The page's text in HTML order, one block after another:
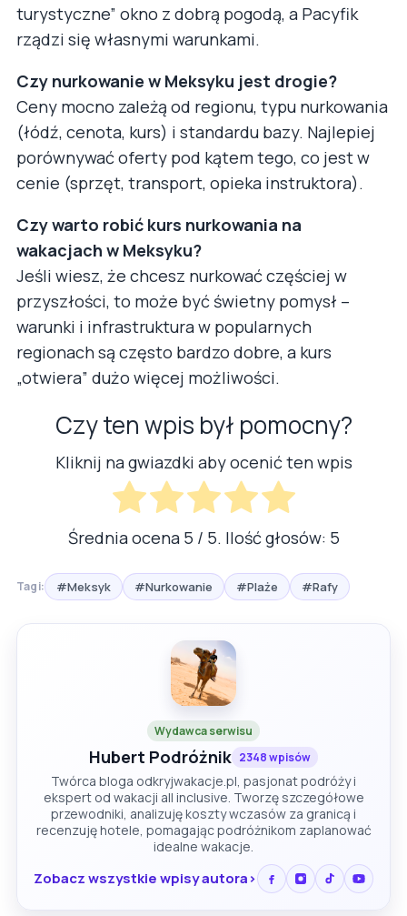
turystyczne” okno z dobrą pogodą, a Pacyfik
rządzi się własnymi warunkami.
Czy nurkowanie w Meksyku jest drogie?
Ceny mocno zależą od regionu, typu nurkowania
(łódź, cenota, kurs) i standardu bazy. Najlepiej
porównywać oferty pod kątem tego, co jest w
cenie (sprzęt, transport, opieka instruktora).
Czy warto robić kurs nurkowania na
wakacjach w Meksyku?
Jeśli wiesz, że chcesz nurkować częściej w
przyszłości, to może być świetny pomysł –
warunki i infrastruktura w popularnych
regionach są często bardzo dobre, a kurs
„otwiera” dużo więcej możliwości.
Czy ten wpis był pomocny?
Kliknij na gwiazdki aby ocenić ten wpis
Średnia ocena 5 / 5. Ilość głosów: 5
Tagi: #Meksyk #Nurkowanie #Plaże #Rafy
Wydawca serwisu
Hubert Podróżnik 2348 wpisów
Twórca bloga odkryjwakacje.pl, pasjonat podróży i
ekspert od wakacji all inclusive. Tworzę szczegółowe
przewodniki, analizuję koszty wczasów za granicą i
recenzuję hotele, pomagając podróżnikom zaplanować
idealne wakacje.
Zobacz wszystkie wpisy autora